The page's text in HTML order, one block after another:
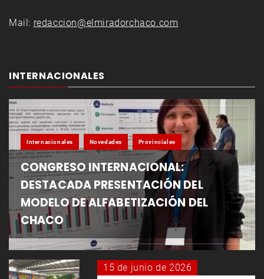
Mail: redaccion@elmiradorchaco.com
INTERNACIONALES
Internacionales Novedades Provinciales
CONGRESO INTERNACIONAL:
DESTACADA PRESENTACIÓN DEL
MODELO DE ALFABETIZACIÓN DEL
CHACO
15 de junio de 2026